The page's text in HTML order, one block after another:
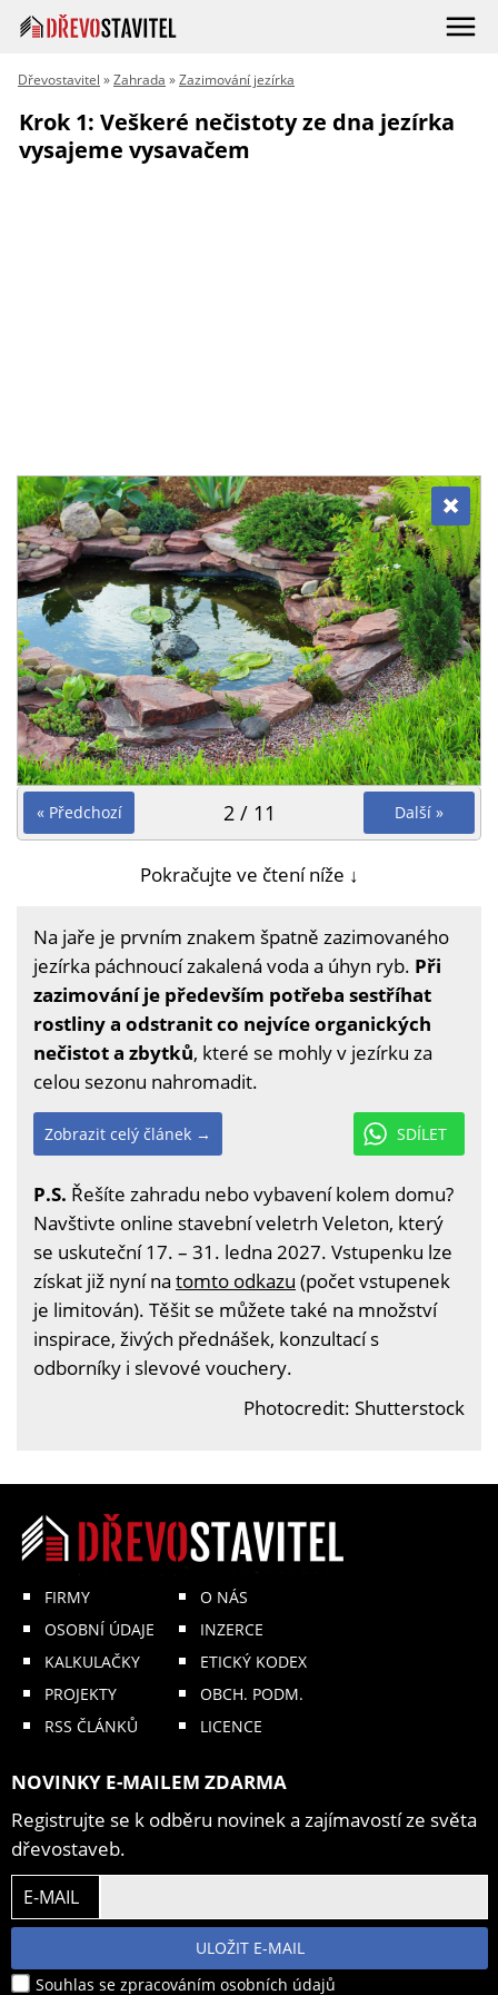
Dřevostavitel »Zahrada »Zazimování jezírka
Krok 1: Veškeré nečistoty ze dna jezírka
vysajeme vysavačem
« Předchozí Další »
2 / 11
Pokračujte ve čtení níže ↓
Na jaře je prvním znakem špatně zazimovaného
jezírka páchnoucí zakalená voda a úhyn ryb. Při
zazimování je především potřeba sestříhat
rostliny a odstranit co nejvíce organických
nečistot a zbytků, které se mohly v jezírku za
celou sezonu nahromadit.
SDÍLET
Zobrazit celý článek →
P.S. Řešíte zahradu nebo vybavení kolem domu?
Navštivte online stavební veletrh Veleton, který
se uskuteční 17. – 31. ledna 2027. Vstupenku lze
získat již nyní na tomto odkazu (počet vstupenek
je limitován). Těšit se můžete také na množství
inspirace, živých přednášek, konzultací s
odborníky i slevové vouchery.
Photocredit: Shutterstock
FIRMY
OSOBNÍ ÚDAJE
KALKULAČKY
PROJEKTY
RSS ČLÁNKŮ
O NÁS
INZERCE
ETICKÝ KODEX
OBCH. PODM.
LICENCE
NOVINKY E-MAILEM ZDARMA
Registrujte se k odběru novinek a zajímavostí ze světa
dřevostaveb.
E-MAIL
ULOŽIT E-MAIL
Souhlas se zpracováním osobních údajů